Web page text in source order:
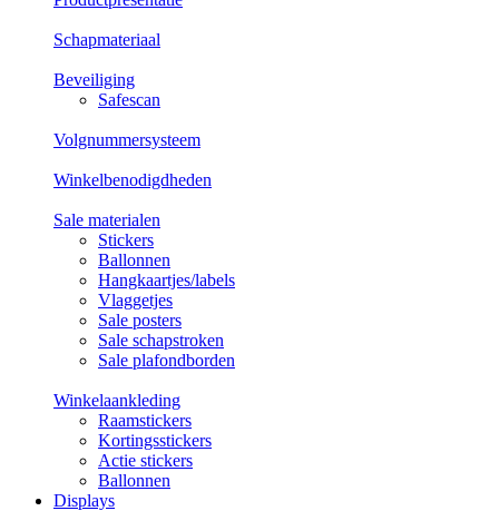
Schapmateriaal
Beveiliging
Safescan
Volgnummersysteem
Winkelbenodigdheden
Sale materialen
Stickers
Ballonnen
Hangkaartjes/labels
Vlaggetjes
Sale posters
Sale schapstroken
Sale plafondborden
Winkelaankleding
Raamstickers
Kortingsstickers
Actie stickers
Ballonnen
Displays